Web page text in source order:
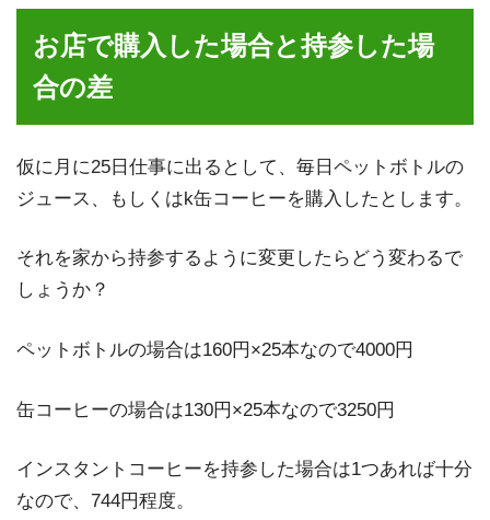
お店で購入した場合と持参した場
合の差
仮に月に25日仕事に出るとして、毎日ペットボトルの
ジュース、もしくはk缶コーヒーを購入したとします。
それを家から持参するように変更したらどう変わるで
しょうか？
ペットボトルの場合は160円×25本なので4000円
缶コーヒーの場合は130円×25本なので3250円
インスタントコーヒーを持参した場合は1つあれば十分
なので、744円程度。